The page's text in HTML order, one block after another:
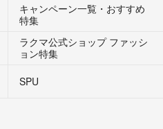
キャンペーン一覧・おすすめ
特集
ラクマ公式ショップ ファッシ
ョン特集
SPU